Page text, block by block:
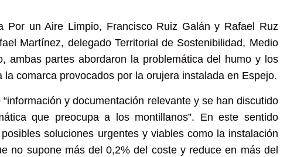
Por un Aire Limpio, Francisco Ruiz Galán y Rafael Ruz
Martínez, delegado Territorial de Sostenibilidad, Medio
ambas partes abordaron la problemática del humo y los
comarca provocados por la orujera instalada en Espejo.
y documentación relevante y se han discutido
que preocupa a los montillanos”. En este sentido
soluciones urgentes y viables como la instalación
no supone más del 0,2% del coste y reduce en más del